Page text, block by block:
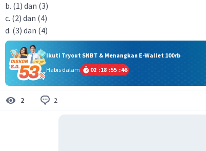
b. (1) dan (3)
c. (2) dan (4)
d. (3) dan (4)​
Ikuti Tryout SNBT & Menangkan E-Wallet 100rb
Habis dalam
02 :18 :55 :45
2 2